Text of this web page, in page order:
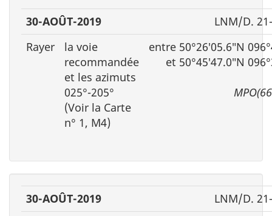
30-AOÛT-2019
LNM/D.
Rayer
la voie
recommandée
et les azimuts
025°-205°
(Voir la Carte
n° 1, M4)
entre 50°26′05.6″N
et 50°45′47.0″N
30-AOÛT-2019
LNM/D.